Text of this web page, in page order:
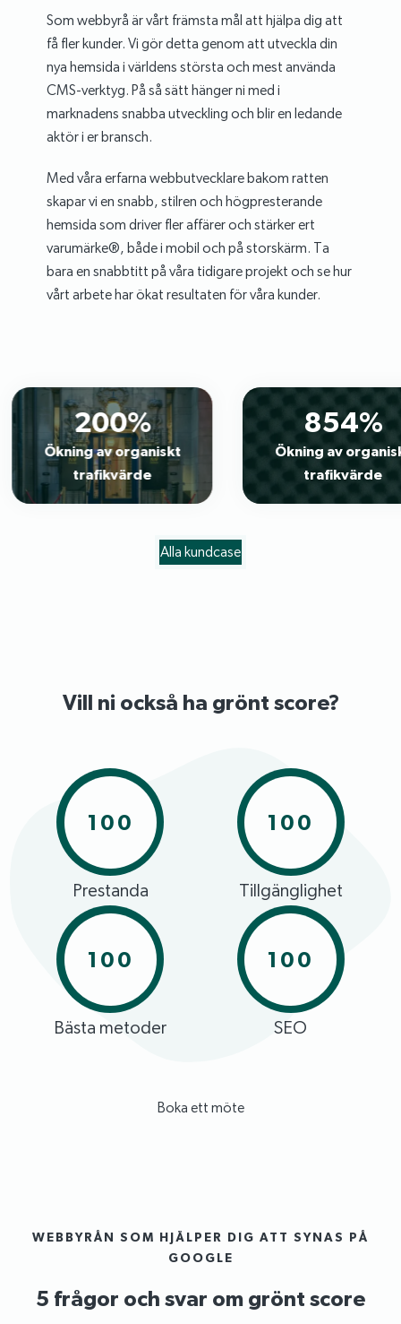
Som webbyrå är vårt främsta mål att hjälpa dig att
få fler kunder. Vi gör detta genom att utveckla din
nya hemsida i världens största och mest använda
CMS-verktyg. På så sätt hänger ni med i
marknadens snabba utveckling och blir en ledande
aktör i er bransch.
Med våra erfarna webbutvecklare bakom ratten
skapar vi en snabb, stilren och högpresterande
hemsida som driver fler affärer och stärker ert
varumärke®, både i mobil och på storskärm. Ta
bara en snabbtitt på våra tidigare projekt och se hur
vårt arbete har ökat resultaten för våra kunder.
854%
Ökning av organiskt
trafikvärde
200%
Ökning av organiskt
trafikvärde
Alla kundcase
Vill ni också ha grönt score?
100
Prestanda
100
Tillgänglighet
100
Bästa metoder
100
SEO
Boka ett möte
WEBBYRÅN SOM HJÄLPER DIG ATT SYNAS PÅ
GOOGLE
5 frågor och svar om grönt score